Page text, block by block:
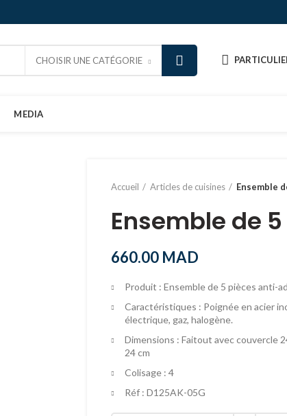
CHOISIR UNE CATÉGORIE
MEDIA
Accueil Articles de cuisines Ensemble
Ensemble de
660.00 MAD
Produit : Ensemble de 5 pièces anti-
Caractéristiques : Poignée en acier
électrique, gaz, halogène.
Dimensions : Faitout avec couvercle
24 cm
Colisage : 4
Réf : D125AK-05G